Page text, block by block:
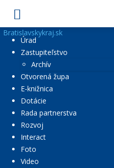
Bratislavskykraj.sk
Úrad
Zastupiteľstvo
Archív
Otvorená župa
E-knižnica
Dotácie
Rada partnerstva
Rozvoj
Interact
Foto
Video